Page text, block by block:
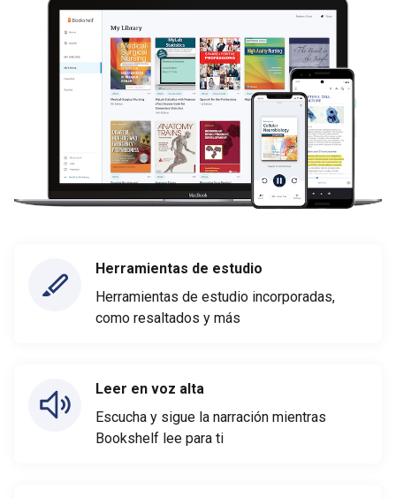
Herramientas de estudio
Herramientas de estudio incorporadas,
como resaltados y más
Leer en voz alta
Escucha y sigue la narración mientras
Bookshelf lee para ti